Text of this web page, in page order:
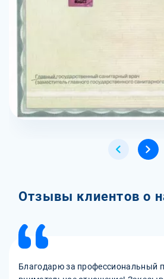
Отзывы клиентов о
Благодарю за профессиональный